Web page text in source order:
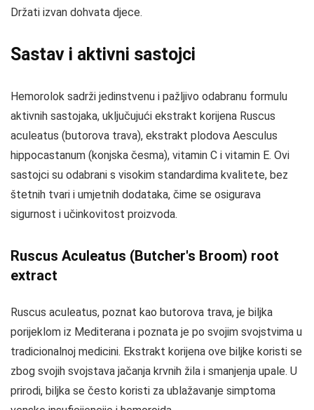
Držati izvan dohvata djece.
Sastav i aktivni sastojci
Hemorolok sadrži jedinstvenu i pažljivo odabranu formulu
aktivnih sastojaka, uključujući ekstrakt korijena Ruscus
aculeatus (butorova trava), ekstrakt plodova Aesculus
hippocastanum (konjska česma), vitamin C i vitamin E. Ovi
sastojci su odabrani s visokim standardima kvalitete, bez
štetnih tvari i umjetnih dodataka, čime se osigurava
sigurnost i učinkovitost proizvoda.
Ruscus Aculeatus (Butcher's Broom) root
extract
Ruscus aculeatus, poznat kao butorova trava, je biljka
porijeklom iz Mediterana i poznata je po svojim svojstvima u
tradicionalnoj medicini. Ekstrakt korijena ove biljke koristi se
zbog svojih svojstava jačanja krvnih žila i smanjenja upale. U
prirodi, biljka se često koristi za ublažavanje simptoma